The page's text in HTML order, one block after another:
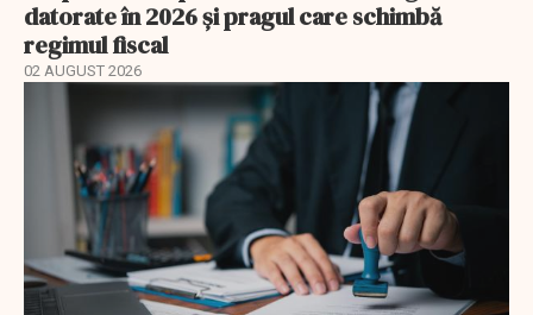
datorate în 2026 și pragul care schimbă
regimul fiscal
02 AUGUST 2026